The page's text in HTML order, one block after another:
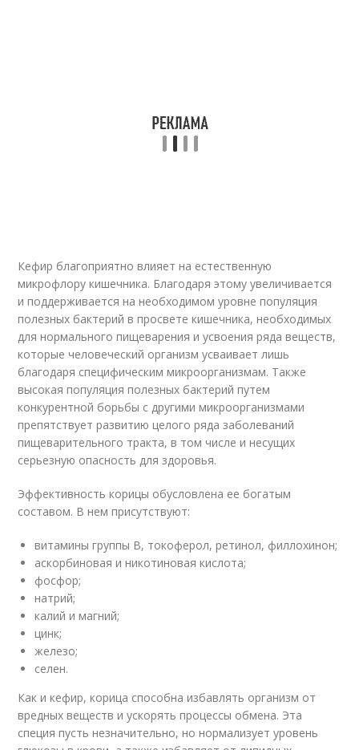
Кефир благоприятно влияет на естественную
микрофлору кишечника. Благодаря этому увеличивается
и поддерживается на необходимом уровне популяция
полезных бактерий в просвете кишечника, необходимых
для нормального пищеварения и усвоения ряда веществ,
которые человеческий организм усваивает лишь
благодаря специфическим микроорганизмам. Также
высокая популяция полезных бактерий путем
конкурентной борьбы с другими микроорганизмами
препятствует развитию целого ряда заболеваний
пищеварительного тракта, в том числе и несущих
серьезную опасность для здоровья.
Эффективность корицы обусловлена ее богатым
составом. В нем присутствуют:
витамины группы В, токоферол, ретинол, филлохинон;
аскорбиновая и никотиновая кислота;
фосфор;
натрий;
калий и магний;
цинк;
железо;
селен.
Как и кефир, корица способна избавлять организм от
вредных веществ и ускорять процессы обмена. Эта
специя пусть незначительно, но нормализует уровень